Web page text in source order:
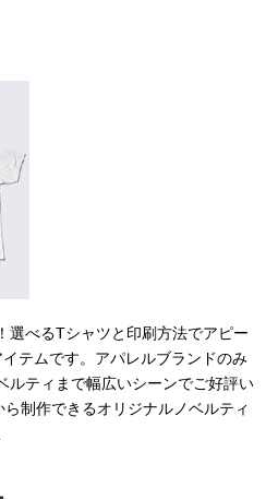
選べるTシャツと印刷方法でアピー
テムです。アパレルブランドのみ
ルティまで幅広いシーンでご好評い
制作できるオリジナルノベルティ